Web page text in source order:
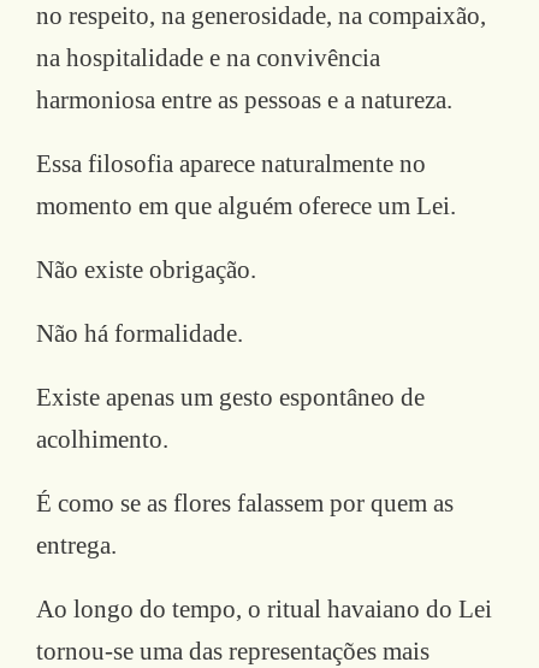
no respeito, na generosidade, na compaixão,
na hospitalidade e na convivência
harmoniosa entre as pessoas e a natureza.
Essa filosofia aparece naturalmente no
momento em que alguém oferece um Lei.
Não existe obrigação.
Não há formalidade.
Existe apenas um gesto espontâneo de
acolhimento.
É como se as flores falassem por quem as
entrega.
Ao longo do tempo, o ritual havaiano do Lei
tornou-se uma das representações mais